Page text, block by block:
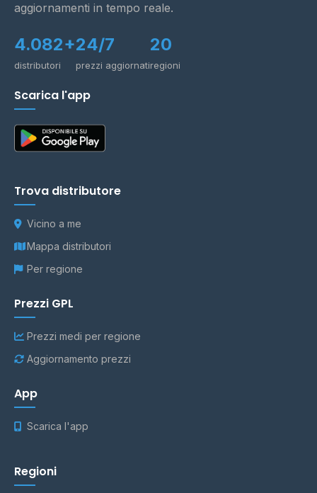
aggiornamenti in tempo reale.
4.082+
distributori
24/7
prezzi aggiornati
20
regioni
Scarica l'app
Trova distributore
Vicino a me
Mappa distributori
Per regione
Prezzi GPL
Prezzi medi per regione
Aggiornamento prezzi
App
Scarica l'app
Regioni